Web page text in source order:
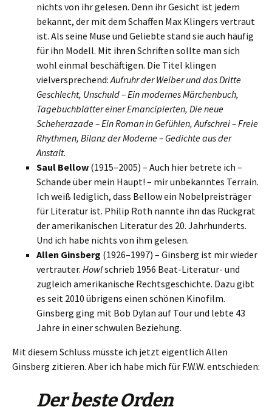
nichts von ihr gelesen. Denn ihr Gesicht ist jedem
bekannt, der mit dem Schaffen Max Klingers vertraut
ist. Als seine Muse und Geliebte stand sie auch häufig
für ihn Modell. Mit ihren Schriften sollte man sich
wohl einmal beschäftigen. Die Titel klingen
vielversprechend:Aufruhr der Weiber und das Dritte
Geschlecht, Unschuld – Ein modernes Märchenbuch,
Tagebuchblätter einer Emancipierten, Die neue
Scheherazade – Ein Roman in Gefühlen, Aufschrei – Freie
Rhythmen, Bilanz der Moderne – Gedichte aus der
Anstalt.
Saul Bellow (1915–2005) – Auch hier betrete ich –
Schande über mein Haupt! – mir unbekanntes Terrain.
Ich weiß lediglich, dass Bellow ein Nobelpreisträger
für Literatur ist. Philip Roth nannte ihn das Rückgrat
der amerikanischen Literatur des 20. Jahrhunderts.
Und ich habe nichts von ihm gelesen.
Allen Ginsberg (1926–1997) – Ginsberg ist mir wieder
vertrauter. Howlschrieb 1956 Beat-Literatur- und
zugleich amerikanische Rechtsgeschichte. Dazu gibt
es seit 2010 übrigens einen schönen Kinofilm.
Ginsberg ging mit Bob Dylan auf Tour und lebte 43
Jahre in einer schwulen Beziehung.
Mit diesem Schluss müsste ich jetzt eigentlich Allen
Ginsberg zitieren. Aber ich habe mich für F.W.W. entschieden:
Der beste Orden